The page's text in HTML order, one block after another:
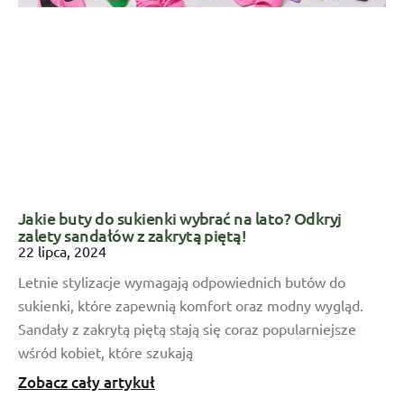
Jakie buty do sukienki wybrać na lato? Odkryj
zalety sandałów z zakrytą piętą!
22 lipca, 2024
Letnie stylizacje wymagają odpowiednich butów do
sukienki, które zapewnią komfort oraz modny wygląd.
Sandały z zakrytą piętą stają się coraz popularniejsze
wśród kobiet, które szukają
Zobacz cały artykuł